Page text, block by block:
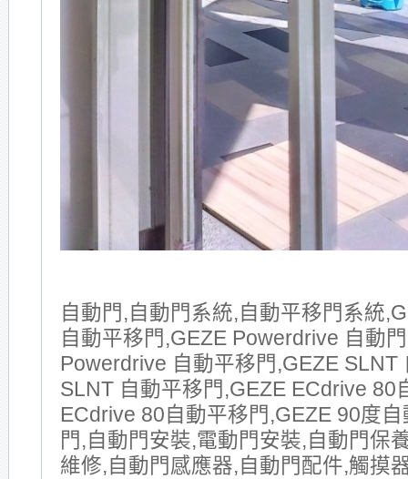
自動門,自動門系統,自動平移門系統
自動平移門,GEZE Powerdrive 自動
Powerdrive 自動平移門,GEZE SLNT
SLNT 自動平移門,GEZE ECdrive 80
ECdrive 80自動平移門,GEZE 90度
門,自動門安裝,電動門安裝,自動門保
維修,自動門感應器,自動門配件,觸摸